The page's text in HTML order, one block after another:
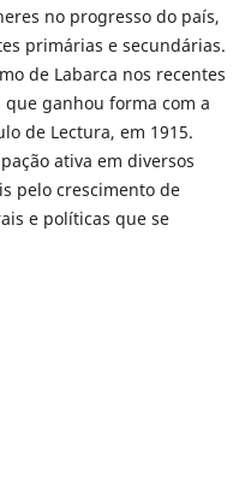
no progresso do país,
primárias e secundárias.
de Labarca nos recentes
ganhou forma com a
de Lectura, em 1915.
ativa em diversos
pelo crescimento de
e políticas que se